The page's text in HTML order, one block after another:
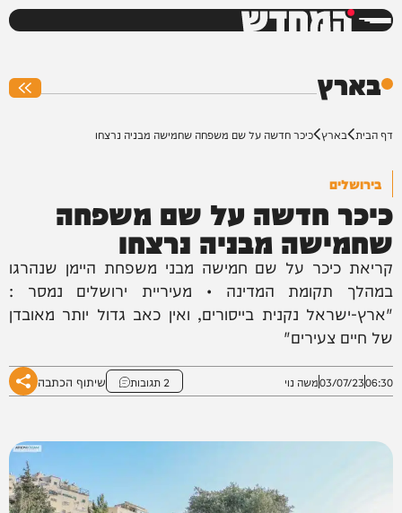
המחדש
בארץ
דף הבית בארץ כיכר חדשה על שם משפחה שחמישה מבניה נרצחו
בירושלים
כיכר חדשה על שם משפחה
שחמישה מבניה נרצחו
קריאת כיכר על שם חמישה מבני משפחת היימן שנהרגו
במהלך תקומת המדינה • מעיריית ירושלים נמסר :
"ארץ-ישראל נקנית בייסורים, ואין כאב גדול יותר מאובדן
של חיים צעירים"
06:30
03/07/23משה נוי 2 תגובות שיתוף הכתבה